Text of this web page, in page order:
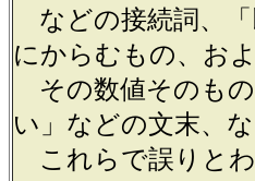
などの接続詞、「
にからむもの、お
その数値そのも
い」などの文末、な
これらで誤りと